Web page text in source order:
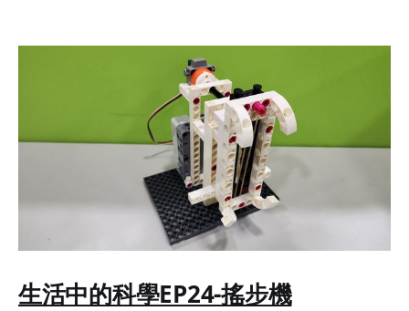
生活中的科學EP24-搖步機